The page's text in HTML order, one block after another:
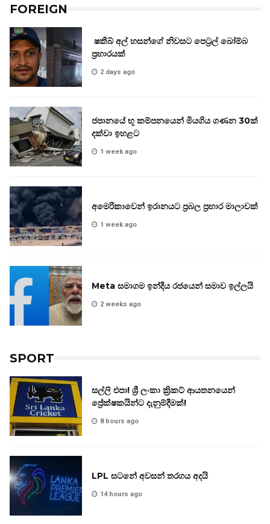
FOREIGN
ෂකීබ් අල් හසන්ගේ නිවසට පෙට්‍රල් බෝම්බ
ප්‍රහාරයක්
2 days ago
ජපානයේ භූ කම්පනයෙන් මියගිය ගණන 30ක්
දක්වා ඉහළට
1 week ago
අමෙරිකාවෙන් ඉරානයට ප්‍රබල ප්‍රහාර මාලාවක්
1 week ago
Meta සමාගම ඉන්දීය රජයෙන් සමාව ඉල්ලයි
2 weeks ago
SPORT
සල්ලි එපා! ශ්‍රී ලංකා ක්‍රිකට් ආයතනයෙන්
ප්‍රේක්ෂකයින්ට දැනුම්දීමක්!
8 hours ago
LPL සටනේ අවසන් තරගය අදයි
14 hours ago